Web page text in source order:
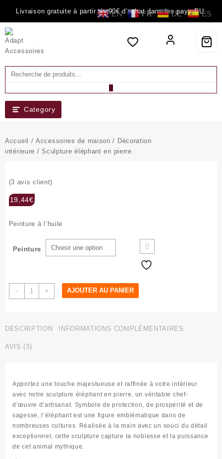
content
Livraison gratuite à partir de 90€ d'achat dans les pays EU.
Category
Accueil /Accessoires de maison / Décoration
intérieure / Sculpture éléphant en pierre
(3 avis client)
19,44€
Peinture à l’huile
Peinture
-
quantité
de
en
+ AJOUTER AU PANIER
DESCRIPTION INFORMATIONS COMPLÉMENTAIRES
AVIS (3)
Apportez unetouche majestueuse et raffinée à votre intérieur
avec notre sculpture éléphant en pierre, un véritable chef-
d’œuvre d’artisanat. Symbole deprotection, de prospérité et de
sagesse , l’éléphant est une figure emblématique dans de
nombreuses cultures. Réalisée à la main avec un souci du détail
exceptionnel, cette sculpture capture la noblesse et la puissance
de cet animal mythique.
EN FR DE ES